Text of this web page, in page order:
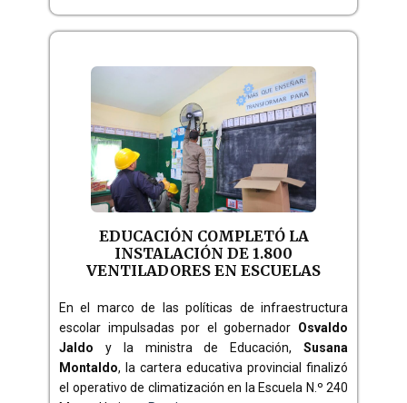
EDUCACIÓN COMPLETÓ LA
INSTALACIÓN DE 1.800
VENTILADORES EN ESCUELAS
En el marco de las políticas de infraestructura
escolar impulsadas por el gobernador Osvaldo
Jaldo y la ministra de Educación, Susana
Montaldo, la cartera educativa provincial finalizó
el operativo de climatización en la Escuela N.º 240